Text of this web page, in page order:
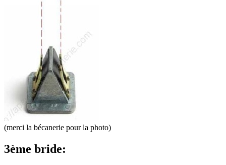
(merci la bécanerie pour la photo)
3ème bride: